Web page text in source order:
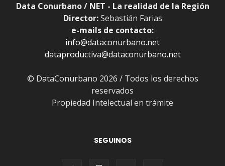
Data Conurbano / NET - La realidad de la Región
Director:Sebastián Farias
e-mails de contacto:
info@dataconurbano.net
dataproductiva@dataconurbano.net
© DataConurbano 2026 / Todos los derechos
reservados
Propiedad Intelectual en trámite
SEGUINOS